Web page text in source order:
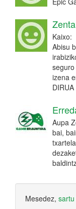
Zenta
Kaixo:
Abisu
izena
Aupa
bai,
Mesedez, sartu